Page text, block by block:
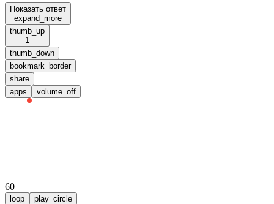
Показать ответ
expand_more
thumb_up
1
thumb_down
bookmark_border
share
apps
volume_off
60
loop play_circle